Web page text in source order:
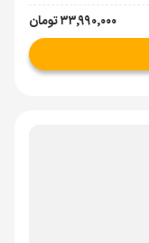
۳۳٬۹۹۰٬۰۰۰ تومان